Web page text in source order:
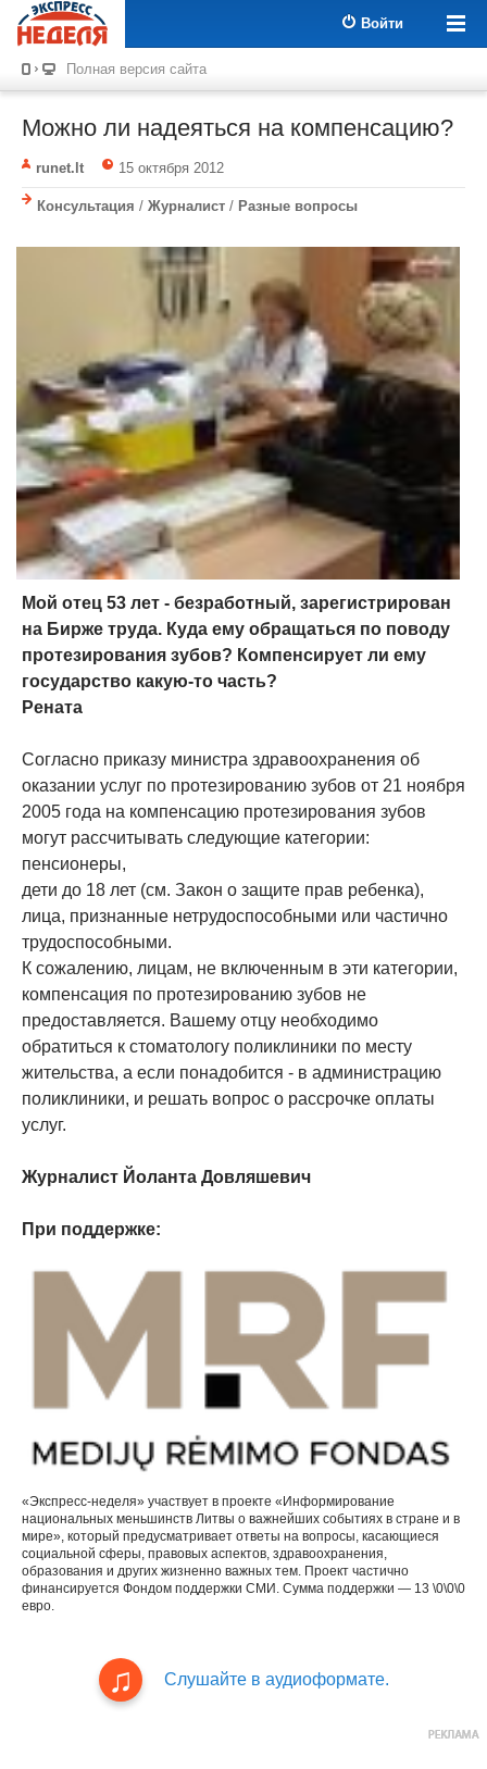
Войти
Полная версия сайта
Можно ли надеяться на компенсацию?
runet.lt 15 октября 2012
Консультация / Журналист / Разные вопросы
Мой отец 53 лет - безработный, зарегистрирован
на Бирже труда. Куда ему обращаться по поводу
протезирования зубов? Компенсирует ли ему
государство какую-то часть?
Рената
Согласно приказу министра здравоохранения об
оказании услуг по протезированию зубов от 21 ноября
2005 года на компенсацию протезирования зубов
могут рассчитывать следующие категории:
пенсионеры,
дети до 18 лет (см. Закон о защите прав ребенка),
лица, признанные нетрудоспособными или частично
трудоспособными.
К сожалению, лицам, не включенным в эти категории,
компенсация по протезированию зубов не
предоставляется. Вашему отцу необходимо
обратиться к стоматологу поликлиники по месту
жительства, а если понадобится - в администрацию
поликлиники, и решать вопрос о рассрочке оплаты
услуг.
Журналист Йоланта Довляшевич
При поддержке:
«Экспресс-неделя» участвует в проекте «Информирование
национальных меньшинств Литвы о важнейших событиях в стране и в
мире», который предусматривает ответы на вопросы, касающиеся
социальной сферы, правовых аспектов, здравоохранения,
образования и других жизненно важных тем. Проект частично
финансируется Фондом поддержки СМИ. Сумма поддержки — 13 \0\0\0
евро.
Слушайте в аудиоформате.